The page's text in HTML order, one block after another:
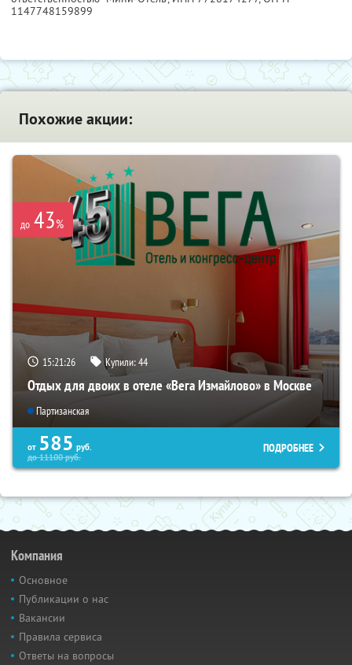
1147748159899
Похожие акции:
до 43%
15:21:25 Купили:44
Отдых для двоих в отеле «Вега Измайлово» в Москве
Партизанская
от 585 руб.
до11100руб.
ПОДРОБНЕЕ
Компания
Основное
Публикации о нас
Вакансии
Правила сервиса
Ответы на вопросы